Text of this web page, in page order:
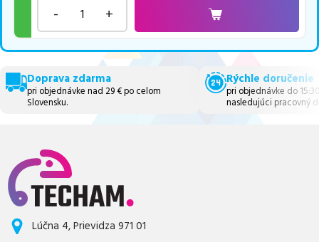
- +
Doprava zdarma
pri objednávke nad 29 € po celom
Slovensku.
Rýchle doručenie
pri objednávke do
nasledujúci pracovný
Lúčna 4, Prievidza 971 01